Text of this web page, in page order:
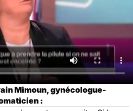
Mimoun, gynécologue-
: